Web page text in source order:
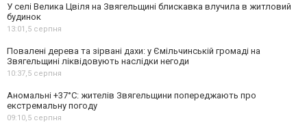
У селі Велика Цвіля на Звягельщині блискавка влучила в житловий
будинок
13:01, 5 серпня
Повалені дерева та зірвані дахи: у Ємільчинській громаді на
Звягельщині ліквідовують наслідки негоди
10:37, 5 серпня
Аномальні +37°C: жителів Звягельщини попереджають про
екстремальну погоду
09:10, 5 серпня